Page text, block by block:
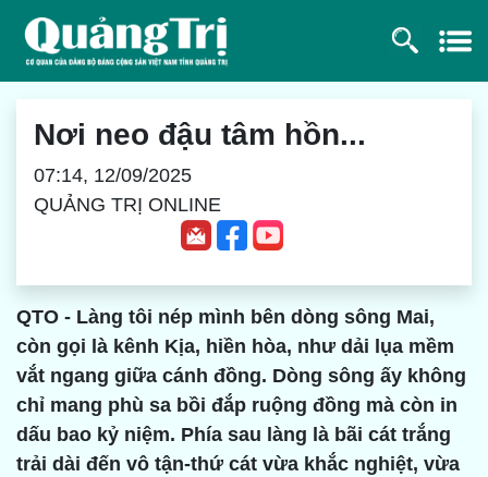
Nơi neo đậu tâm hồn...
07:14, 12/09/2025
QUẢNG TRỊ ONLINE
QTO - Làng tôi nép mình bên dòng sông Mai,
còn gọi là kênh Kịa, hiền hòa, như dải lụa mềm
vắt ngang giữa cánh đồng. Dòng sông ấy không
chỉ mang phù sa bồi đắp ruộng đồng mà còn in
dấu bao kỷ niệm. Phía sau làng là bãi cát trắng
trải dài đến vô tận-thứ cát vừa khắc nghiệt, vừa